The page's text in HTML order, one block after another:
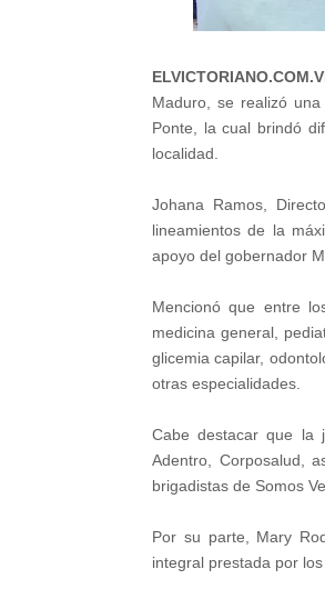
Maduro, se realizó
Ponte, la cual brindó
localidad.
Johana Ramos,
lineamientos de la
apoyo del gobernador
Mencionó que entre
medicina general,
glicemia capilar,
otras especialidades.
Cabe destacar que la
Adentro, Corposalud,
brigadistas de Somos
Por su parte, Mary
integral prestada por